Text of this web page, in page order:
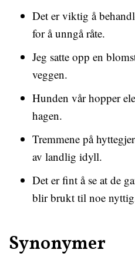
Det er viktig å
for å unngå råte.
Jeg satte opp en
veggen.
Hunden vår hopper
hagen.
Tremmene på
av landlig idyll.
Det er fint å se at de
blir brukt til noe
Synonymer